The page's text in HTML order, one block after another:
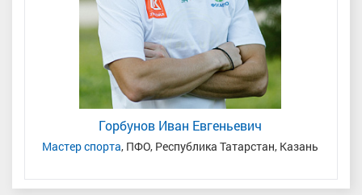
Горбунов Иван Евгеньевич
Мастер спорта, ПФО, Республика Татарстан, Казань